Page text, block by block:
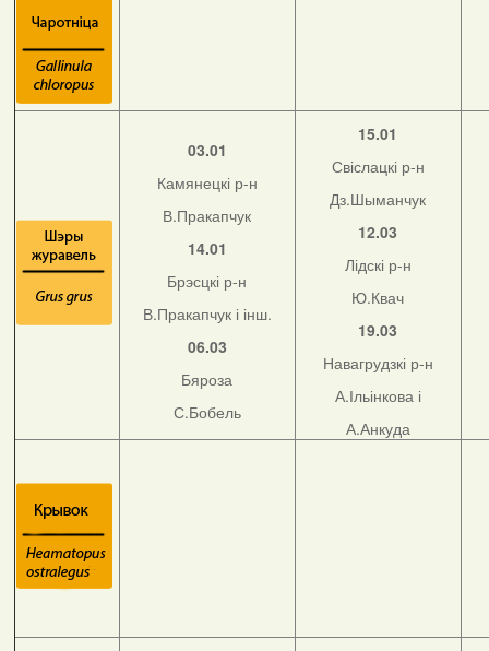
03.01
Камянецкі р-н
В.Пракапчук
14.01
Брэсцкі р-н
В.Пракапчук і інш.
06.03
Бяроза
С.Бобель
15.01
Свіслацкі р-н
Дз.Шыманчук
12.03
Лідскі р-н
Ю.Квач
19.03
Навагрудзкі р-н
А.Ільінкова і
А.Анкуда